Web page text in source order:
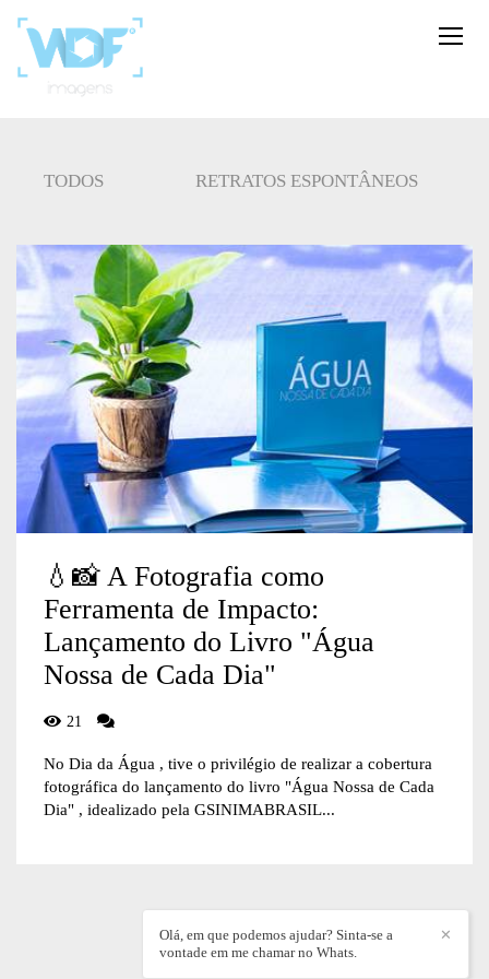
TODOS RETRATOS ESPONTÂNEOS
💧📸 A Fotografia como
Ferramenta de Impacto:
Lançamento do Livro "Água
Nossa de Cada Dia"
21
No Dia da Água , tive o privilégio de realizar a cobertura
fotográfica do lançamento do livro "Água Nossa de Cada
Dia" , idealizado pela GSINIMABRASIL...
WILLIAN DIEZ/CONTATO
✕
Olá, em que podemos ajudar? Sinta-se a
vontade em me chamar no Whats.